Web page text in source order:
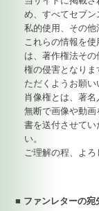
め、すべてセブン
私的使用、その他
これらの情報を
は、著作権法そ
権の侵害となり
ただくようお願い
肖像権とは、著名
無断で画像や動
書を送付させて
い。
ご理解の程、よろ
■ ファンレターの宛